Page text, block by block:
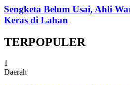
Sengketa Belum Usai, Ahli
Keras di Lahan
TERPOPULER
1
Daerah